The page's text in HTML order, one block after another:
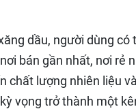
dầu, người dùng
bán gần nhất, nơi
chất lượng nhiên liệu
vọng trở thành một